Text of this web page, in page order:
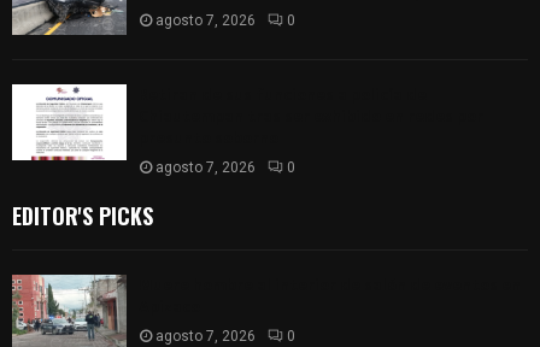
agosto 7, 2026 0
agosto 7, 2026 0
EDITOR'S PICKS
agosto 7, 2026 0